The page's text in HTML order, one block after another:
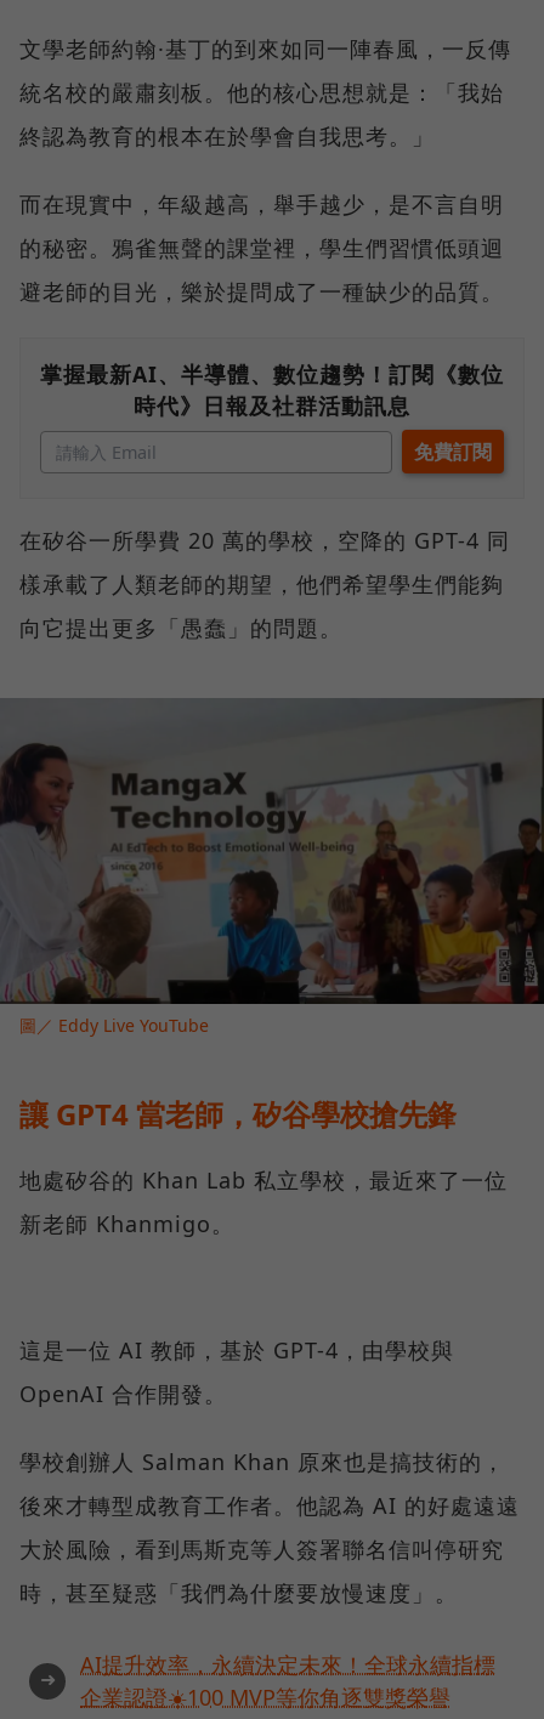
文學老師約翰·基丁的到來如同一陣春風，一反傳
統名校的嚴肅刻板。他的核心思想就是：「我始
終認為教育的根本在於學會自我思考。」
而在現實中，年級越高，舉手越少，是不言自明
的秘密。鴉雀無聲的課堂裡，學生們習慣低頭迴
避老師的目光，樂於提問成了一種缺少的品質。
掌握最新AI、半導體、數位趨勢！訂閱《數位
時代》日報及社群活動訊息
在矽谷一所學費 20 萬的學校，空降的 GPT-4 同
樣承載了人類老師的期望，他們希望學生們能夠
向它提出更多「愚蠢」的問題。
圖／ Eddy Live YouTube
讓 GPT4 當老師，矽谷學校搶先鋒
地處矽谷的 Khan Lab 私立學校，最近來了一位
新老師 Khanmigo。
這是一位 AI 教師，基於 GPT-4，由學校與
OpenAI 合作開發。
學校創辦人 Salman Khan 原來也是搞技術的，
後來才轉型成教育工作者。他認為 AI 的好處遠遠
大於風險，看到馬斯克等人簽署聯名信叫停研究
時，甚至疑惑「我們為什麼要放慢速度」。
➜
AI提升效率，永續決定未來！全球永續指標
企業認證☀️100 MVP等你角逐雙獎榮譽